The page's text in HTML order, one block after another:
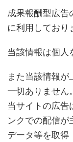
成果報酬型広告
に利用しており
当該情報は個人
また当該情報
一切ありません。
当サイトの広告
ンクでの配信が
データ等を取得